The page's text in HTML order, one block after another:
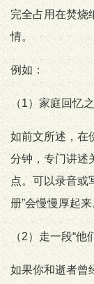
完全占用在焚烧
情。
例如：
（1）家庭回忆
如前文所述，在
分钟，专门讲述
点。可以录音或
册”会慢慢厚起来
（2）走一段“他
如果你和逝者曾